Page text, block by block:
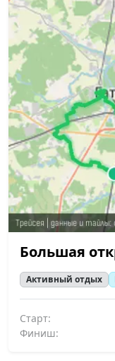
Большая
Активный отдых
Старт:
Финиш: